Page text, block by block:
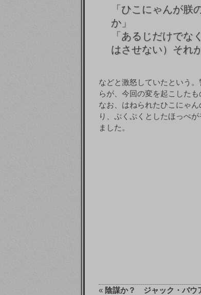
「 ひこにゃんが朕
か」
「 あるじだけでな
はさせない）それ
などと激怒していたという
らが、今回の変を起こした
なお、はねられたひこにゃ
り、ぷくぷくとしたほっぺ
ました。
« 陰謀か？ ジャック・バウ